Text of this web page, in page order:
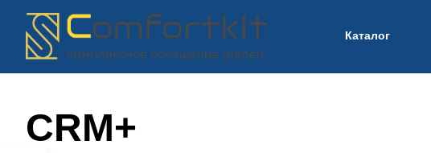
Каталог
CRM+